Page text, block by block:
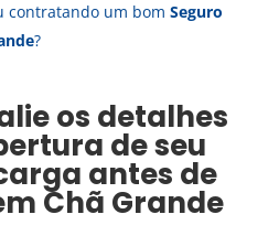
contratando um bom Seguro
?
os detalhes
de seu
antes de
Chã Grande